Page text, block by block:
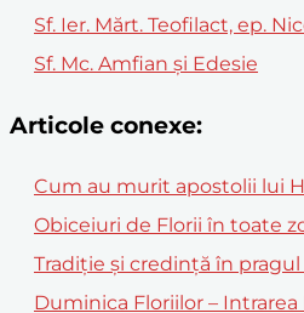
Sf. Ier. Mărt. Teofilact, ep.
Sf. Mc. Amfian și Edesie
Articole conexe:
Cum au murit apostolii lui
Obiceiuri de Florii în toate
Tradiție și credință în
Duminica Floriilor –